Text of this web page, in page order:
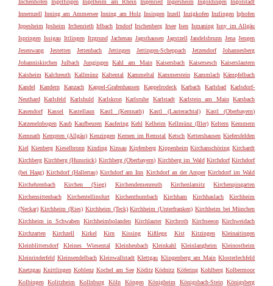
Inchenhofen Ingelfingen Ingelheim am Rhein Ingenried Ingersheim Ingoldingen
Ingolstadt
Innernzell Inning am Ammersee Inning am Holz Insingen Inzell Inzigkofen Inzlingen Iphofen
Ippesheim Ipsheim Irchenrieth Irlbach Irndorf Irschenberg Irsee Isen Ismaning Isny im Allgäu
Ispringen Issigau Ittlingen Itzgrund Jachenau Jagsthausen Jagstzell Jandelsbrunn Jena Jengen
Jesenwang
Jestetten Jettenbach Jettingen Jettingen-Scheppach Jetzendorf
Johannesberg
Johanniskirchen
Julbach Jungingen Kahl am Main Kaisersbach Kaisersesch
Kaiserslautern
Kaisheim Kalchreuth Kallmünz Kaltental Kammeltal Kammerstein Kammlach Kämpfelbach
Kandel
Kandern Kanzach Kappel-Grafenhausen Kappelrodeck Karbach Karlsbad
Karlsdorf-
Neuthard
Karlsfeld Karlshuld Karlskron Karlsruhe Karlstadt Karlstein am Main
Karsbach
Kasendorf
Kassel Kastellaun Kastl (Kemnath) Kastl (Lauterachtal)
Kastl (Oberbayern)
Katzenelnbogen Kaub Kaufbeuren Kaufering Kehl Kelheim Kellmünz (Iller) Keltern Kemmern
Kemnath Kempten (Allgäu) Kenzingen Kernen im Remstal Ketsch Kettershausen Kiefersfelden
Kiel Kienberg Kieselbronn Kinding Kinsau Kipfenberg Kippenheim Kirchanschöring Kirchardt
Kirchberg Kirchberg (Hunsrück) Kirchberg (Oberbayern) Kirchberg im Wald Kirchdorf Kirchdorf
(bei Haag) Kirchdorf (Hallertau) Kirchdorf am Inn Kirchdorf an der Amper Kirchdorf im Wald
Kirchehrenbach
Kirchen (Sieg) Kirchendemenreuth Kirchenlamitz
Kirchenpingarten
Kirchensittenbach
Kirchentellinsfurt Kirchenthumbach Kirchham Kirchhaslach
Kirchheim
(Neckar) Kirchheim (Ries) Kirchheim (Teck) Kirchheim (Unterfranken) Kirchheim bei München
Kirchheim in Schwaben Kirchheimbolanden Kirchlauter Kirchroth Kirchseeon Kirchweidach
Kirchzarten
Kirchzell Kirkel Kirn Kissing Kißlegg Kist Kitzingen
Kleinaitingen
Kleinblittersdorf
Kleines Wiesental Kleinheubach Kleinkahl Kleinlangheim
Kleinostheim
Kleinrinderfeld Kleinsendelbach Kleinwallstadt Klettgau Klingenberg am Main Klosterlechfeld
Knetzgau Knittlingen Koblenz Kochel am See Köditz Ködnitz Köfering Kohlberg Kolbermoor
Kolbingen
Kolitzheim Kollnburg Köln Köngen Königheim Königsbach-Stein
Königsberg